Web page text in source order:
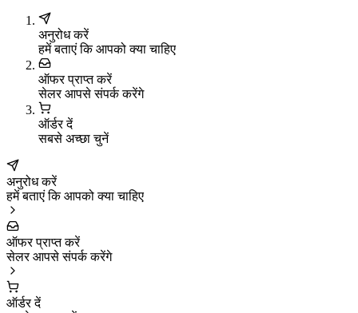
अनुरोध करें
हमें बताएं कि आपको क्या चाहिए
ऑफर प्राप्त करें
सेलर आपसे संपर्क करेंगे
ऑर्डर दें
सबसे अच्छा चुनें
अनुरोध करें
हमें बताएं कि आपको क्या चाहिए
ऑफर प्राप्त करें
सेलर आपसे संपर्क करेंगे
ऑर्डर दें